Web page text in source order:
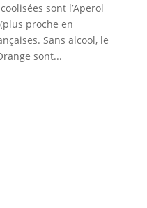
sont l’Aperol
proche en
Sans alcool, le
sont...